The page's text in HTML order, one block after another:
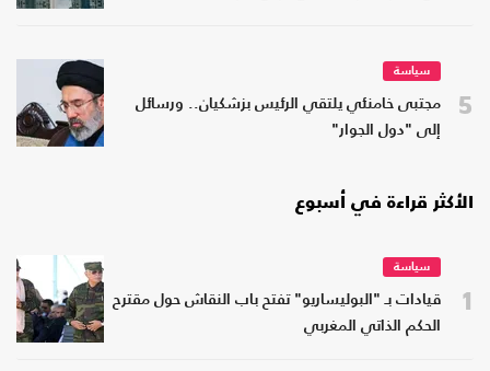
5
سياسة
مجتبى خامنئي يلتقي الرئيس بزشكيان.. ورسائل
إلى "دول الجوار"
الأكثر قراءة في أسبوع
1
سياسة
قيادات بـ "البوليساريو" تفتح باب النقاش حول مقترح
الحكم الذاتي المغربي